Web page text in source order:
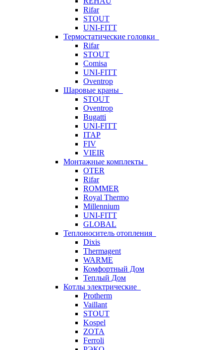
Rifar
STOUT
UNI-FITT
Термостатические головки
Rifar
STOUT
Comisa
UNI-FITT
Oventrop
Шаровые краны
STOUT
Oventrop
Bugatti
UNI-FITT
ITAP
FIV
VIEIR
Монтажные комплекты
OTER
Rifar
ROMMER
Royal Thermo
Millennium
UNI-FITT
GLOBAL
Теплоноситель отопления
Dixis
Thermagent
WARME
Комфортный Дом
Теплый Дом
Котлы электрические
Protherm
Vaillant
STOUT
Kospel
ZOTA
Ferroli